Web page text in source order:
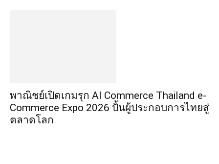
พาณิชย์เปิดเกมรุก AI Commerce Thailand e-
Commerce Expo 2026 ปั้นผู้ประกอบการไทยสู่
ตลาดโลก